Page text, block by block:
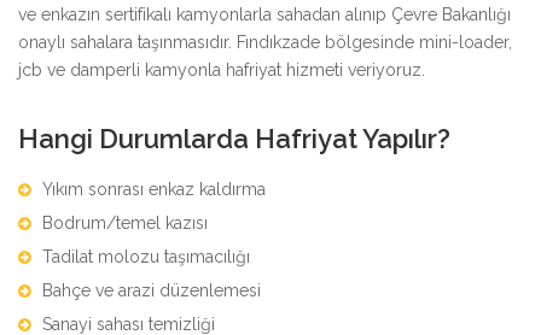
ve enkazın sertifikalı kamyonlarla sahadan alınıp Çevre Bakanlığı
onaylı sahalara taşınmasıdır. Fındıkzade bölgesinde mini-loader,
jcb ve damperli kamyonla hafriyat hizmeti veriyoruz.
Hangi Durumlarda Hafriyat Yapılır?
Yıkım sonrası enkaz kaldırma
Bodrum/temel kazısı
Tadilat molozu taşımacılığı
Bahçe ve arazi düzenlemesi
Sanayi sahası temizliği